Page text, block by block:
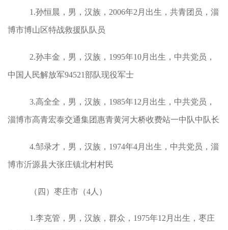
1.孙恒晨，男，汉族，2006年2月出生，共青团员，淄
博市博山区特战救援队队员
2.孙丰金，男，汉族，1995年10月出生，中共党员，
中国人民解放军94521部队现役军士
3.高全全，男，汉族，1985年12月出生，中共党员，
淄博市高青宏泰交通集团惠青黄河大桥收费站一中队中队长
4.邹录才，男，汉族，1974年4月出生，中共党员，淄
博市沂源县大张庄镇北村村民
（四）枣庄市（4人）
1.李克管，男，汉族，群众，1975年12月出生，枣庄